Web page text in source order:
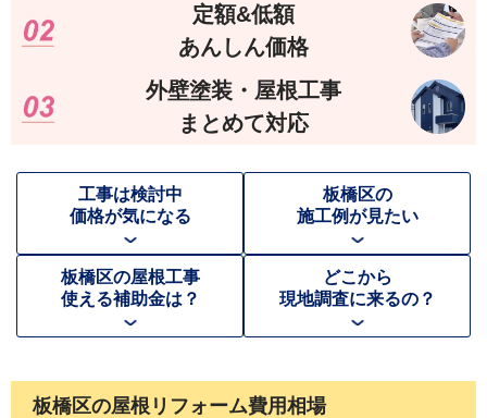
定額&低額
あんしん価格
外壁塗装・屋根工事
まとめて対応
工事は検討中
価格が気になる
板橋区の
施工例が見たい
板橋区の屋根工事
使える補助金は？
どこから
現地調査に来るの？
板橋区の屋根リフォーム費用相場